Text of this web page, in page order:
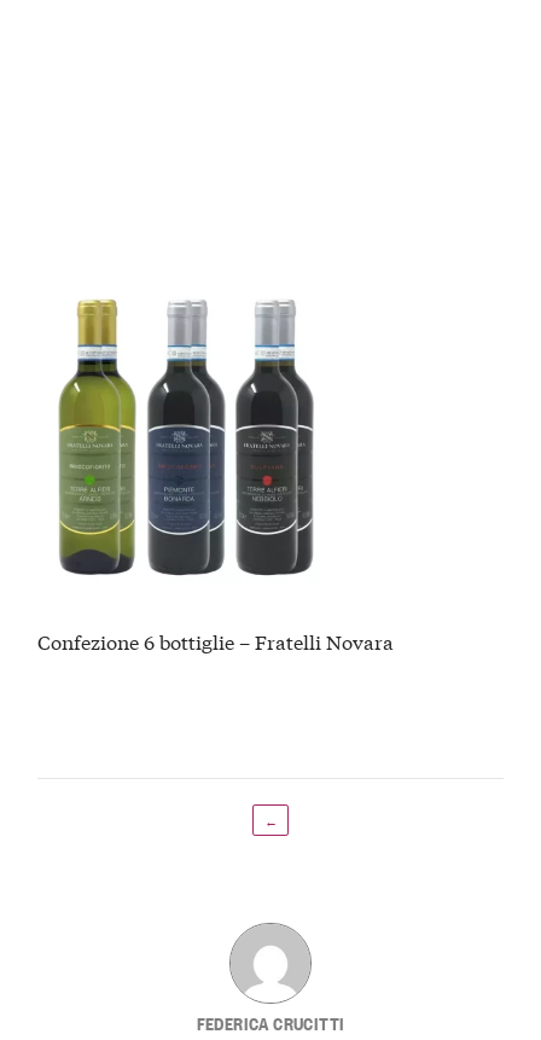
Confezione 6 bottiglie – Fratelli Novara
←
FEDERICA CRUCITTI